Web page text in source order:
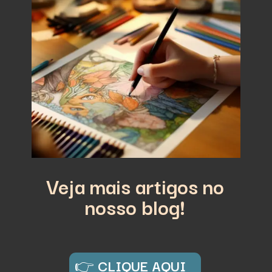
Veja mais artigos no
nosso blog!
👉 CLIQUE AQUI